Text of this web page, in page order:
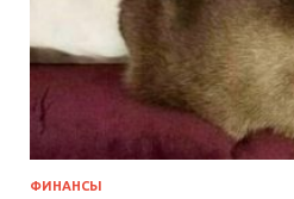
ФИНАНСЫ